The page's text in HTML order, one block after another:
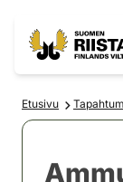
Etusivu